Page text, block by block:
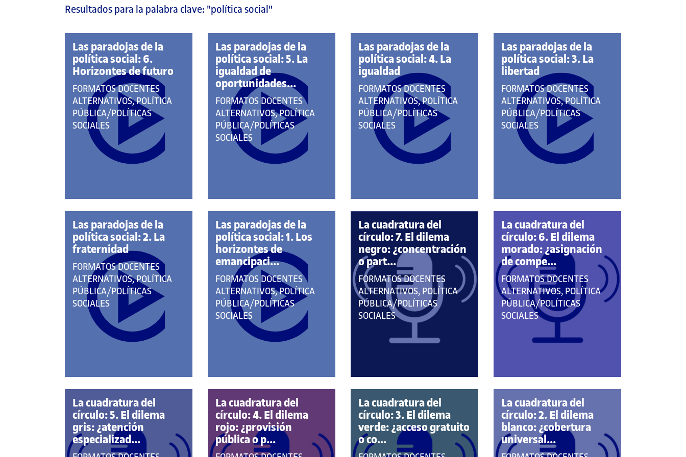
página
Resultados para la palabra clave: "política social"
Las paradojas de la
política social: 6.
Horizontes de futuro
QUE
PERTENECE
A
LAS
CATEGORÍAS:
FORMATOS DOCENTES
ALTERNATIVOS, POLÍTICA
PÚBLICA/POLÍTICAS
SOCIALES
Las paradojas de la
política social: 5. La
igualdad de
oportunidades...
QUE
PERTENECE
A
LAS
CATEGORÍAS:
FORMATOS DOCENTES
ALTERNATIVOS, POLÍTICA
PÚBLICA/POLÍTICAS
SOCIALES
Las paradojas de la
política social: 4. La
igualdad
QUE
PERTENECE
A
LAS
CATEGORÍAS:
FORMATOS DOCENTES
ALTERNATIVOS, POLÍTICA
PÚBLICA/POLÍTICAS
SOCIALES
Las paradojas de la
política social: 3. La
libertad
QUE
PERTENECE
A
LAS
CATEGORÍAS:
FORMATOS DOCENTES
ALTERNATIVOS, POLÍTICA
PÚBLICA/POLÍTICAS
SOCIALES
Las paradojas de la
política social: 2. La
fraternidad
QUE
PERTENECE
A
LAS
CATEGORÍAS:
FORMATOS DOCENTES
ALTERNATIVOS, POLÍTICA
PÚBLICA/POLÍTICAS
SOCIALES
Las paradojas de la
política social: 1. Los
horizontes de
emancipaci...
QUE
PERTENECE
A
LAS
CATEGORÍAS:
FORMATOS DOCENTES
ALTERNATIVOS, POLÍTICA
PÚBLICA/POLÍTICAS
SOCIALES
La cuadratura del
círculo: 7. El dilema
negro: ¿concentración
o part...
QUE
PERTENECE
A
LAS
FORMATOS DOCENTES
ALTERNATIVOS, POLÍTICA
PÚBLICA/POLÍTICAS
SOCIALES
La cuadratura del
círculo: 6. El dilema
morado: ¿asignación
de compe...
QUE
PERTENECE
A
LAS
FORMATOS DOCENTES
ALTERNATIVOS, POLÍTICA
PÚBLICA/POLÍTICAS
SOCIALES
La cuadratura del
círculo: 5. El dilema
gris: ¿atención
especializad...
La cuadratura del
círculo: 4. El dilema
rojo: ¿provisión
pública o p...
La cuadratura del
círculo: 3. El dilema
verde: ¿acceso gratuito
o co...
La cuadratura del
círculo: 2. El dilema
blanco: ¿cobertura
universal...